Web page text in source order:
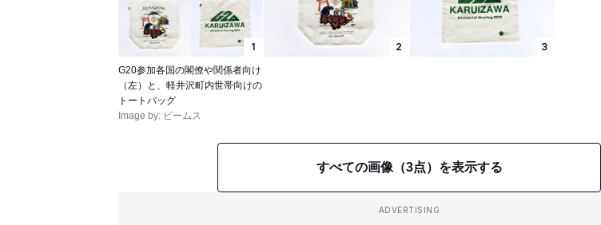
1
G20参加各国の閣僚や関係者向け
（左）と、軽井沢町内世帯向けの
トートバッグ
Image by: ビームス
2 3
すべての画像（3点）を表示する
ADVERTISING